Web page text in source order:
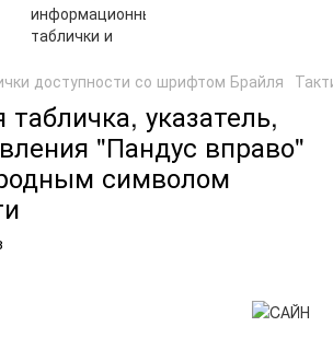
доступности со шрифтом Брайля
табличка, указатель,
"Пандус вправо"
символом